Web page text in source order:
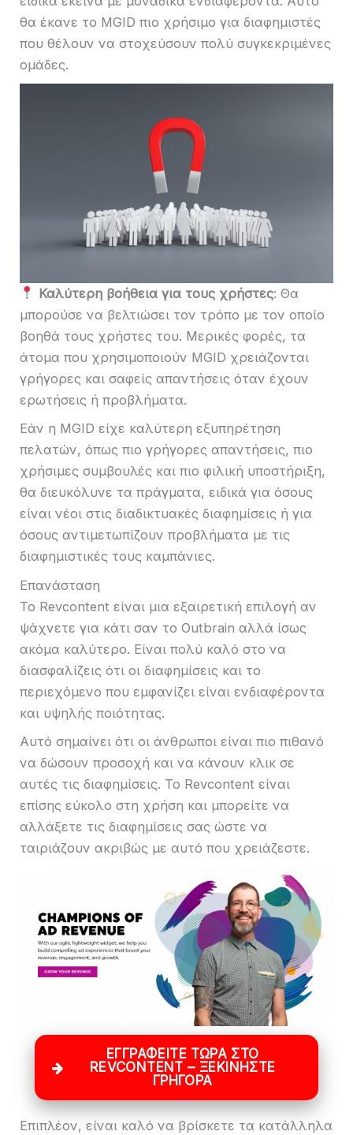
θα έκανε το MGID πιο χρήσιμο για διαφημιστές
που θέλουν να στοχεύσουν πολύ συγκεκριμένες
ομάδες.
Καλύτερη βοήθεια για τους χρήστες: Θα
μπορούσε να βελτιώσει τον τρόπο με τον οποίο
βοηθά τους χρήστες του. Μερικές φορές, τα
άτομα που χρησιμοποιούν MGID χρειάζονται
γρήγορες και σαφείς απαντήσεις όταν έχουν
ερωτήσεις ή προβλήματα.
Εάν η MGID είχε καλύτερη εξυπηρέτηση
πελατών, όπως πιο γρήγορες απαντήσεις, πιο
χρήσιμες συμβουλές και πιο φιλική υποστήριξη,
θα διευκόλυνε τα πράγματα, ειδικά για όσους
είναι νέοι στις διαδικτυακές διαφημίσεις ή για
όσους αντιμετωπίζουν προβλήματα με τις
διαφημιστικές τους καμπάνιες.
Επανάσταση
Το Revcontent είναι μια εξαιρετική επιλογή αν
ψάχνετε για κάτι σαν το Outbrain αλλά ίσως
ακόμα καλύτερο. Είναι πολύ καλό στο να
διασφαλίζεις ότι οι διαφημίσεις και το
περιεχόμενο που εμφανίζει είναι ενδιαφέροντα
και υψηλής ποιότητας.
Αυτό σημαίνει ότι οι άνθρωποι είναι πιο πιθανό
να δώσουν προσοχή και να κάνουν κλικ σε
αυτές τις διαφημίσεις. Το Revcontent είναι
επίσης εύκολο στη χρήση και μπορείτε να
αλλάξετε τις διαφημίσεις σας ώστε να
ταιριάζουν ακριβώς με αυτό που χρειάζεστε.
ΕΓΓΡΑΦΕΊΤΕ ΤΏΡΑ ΣΤΟ
REVCONTENT – ​​ΞΕΚΙΝΉΣΤΕ
ΓΡΉΓΟΡΑ
Επιπλέον, είναι καλό να βρίσκετε τα κατάλληλα